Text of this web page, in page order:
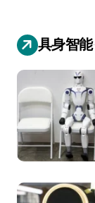
具身智能